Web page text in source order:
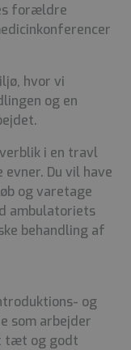
forældre
hvor vi
og en
i en travl
Du vil have
og varetage
ambulatoriets
behandling af
og
som arbejder
tæt og godt